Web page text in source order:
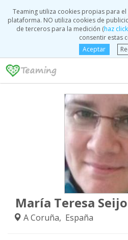
Teaming utiliza cookies propias para
plataforma. NO utiliza cookies de
de terceros para la medición (haz
consentir estas
Aceptar
María Teresa
A Coruña, España